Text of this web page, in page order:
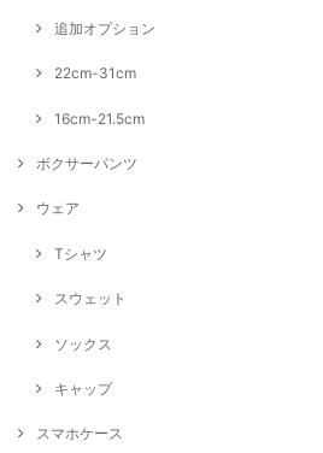
追加オプション
22cm-31cm
16cm-21.5cm
ボクサーパンツ
ウェア
Tシャツ
スウェット
ソックス
キャップ
スマホケース